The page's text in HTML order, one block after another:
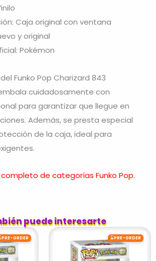
Caja original con ventana
y original
Pokémon
Funko Pop Charizard 843
cuidadosamente con
para garantizar que llegue en
Además, se presta especial
de la caja, ideal para
de categorías Funko Pop.
puede interesarte
PRE-ORDER ⌛PRE-ORDER